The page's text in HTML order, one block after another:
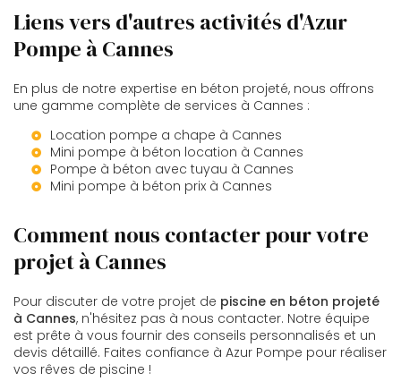
Liens vers d'autres activités d'Azur
Pompe à Cannes
En plus de notre expertise en béton projeté, nous offrons
une gamme complète de services à Cannes :
Location pompe a chape à Cannes
Mini pompe à béton location à Cannes
Pompe à béton avec tuyau à Cannes
Mini pompe à béton prix à Cannes
Comment nous contacter pour votre
projet à Cannes
Pour discuter de votre projet de piscine en béton projeté
à Cannes, n'hésitez pas à nous contacter. Notre équipe
est prête à vous fournir des conseils personnalisés et un
devis détaillé. Faites confiance à Azur Pompe pour réaliser
vos rêves de piscine !